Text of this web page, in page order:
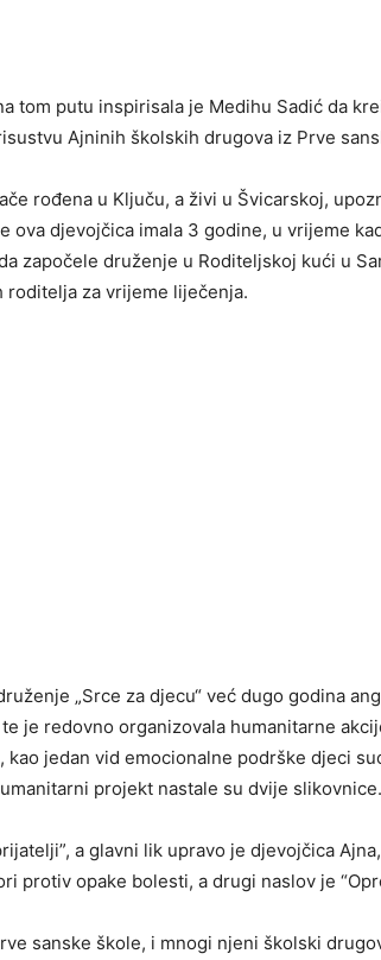
tom putu inspirisala je Medihu Sadić da
Ajninih školskih drugova iz Prve
rođena u Ključu, a živi u Švicarskoj,
ova djevojčica imala 3 godine, u vrijeme
započele druženje u Roditeljskoj kući u
roditelja za vrijeme liječenja.
„Srce za djecu“ već dugo godina
je redovno organizovala humanitarne
jedan vid emocionalne podrške djeci
projekt nastale su dvije slikovnice.
a glavni lik upravo je djevojčica
protiv opake bolesti, a drugi naslov je
sanske škole, i mnogi njeni školski